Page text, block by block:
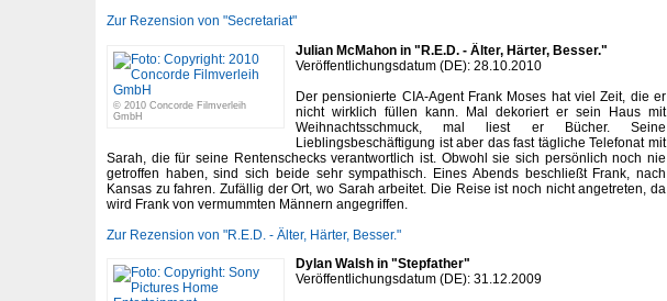
Zur Rezension von "Secretariat"
© 2010 Concorde Filmverleih
GmbH
Julian McMahon in "R.E.D. - Älter, Härter, Besser."
Veröffentlichungsdatum (DE): 28.10.2010
Der pensionierte CIA-Agent Frank Moses hat viel Zeit, die er
nicht wirklich füllen kann. Mal dekoriert er sein Haus mit
Weihnachtsschmuck, mal liest er Bücher. Seine
Lieblingsbeschäftigung ist aber das fast tägliche Telefonat mit
Sarah, die für seine Rentenschecks verantwortlich ist. Obwohl sie sich persönlich noch nie
getroffen haben, sind sich beide sehr sympathisch. Eines Abends beschließt Frank, nach
Kansas zu fahren. Zufällig der Ort, wo Sarah arbeitet. Die Reise ist noch nicht angetreten, da
wird Frank von vermummten Männern angegriffen.
Zur Rezension von "R.E.D. - Älter, Härter, Besser."
Dylan Walsh in "Stepfather"
Veröffentlichungsdatum (DE): 31.12.2009